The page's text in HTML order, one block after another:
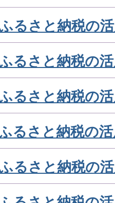
るさと納税の
るさと納税の
るさと納税の
るさと納税の
るさと納税の